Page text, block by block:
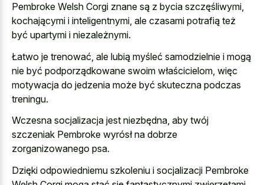
Pembroke Welsh Corgi znane są z bycia szczęśliwymi,
kochającymi i inteligentnymi, ale czasami potrafią też
być upartymi i niezależnymi.
Łatwo je trenować, ale lubią myśleć samodzielnie i mogą
nie być podporządkowane swoim właścicielom, więc
motywacja do jedzenia może być skuteczna podczas
treningu.
Wczesna socjalizacja jest niezbędna, aby twój
szczeniak Pembroke wyrósł na dobrze
zorganizowanego psa.
Dzięki odpowiedniemu szkoleniu i socjalizacji Pembroke